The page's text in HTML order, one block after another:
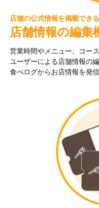
店舗の公式情報を掲載できる
店舗情報の編集
営業時間やメニュー、コー
ユーザーによる店舗情報の
食べログからお店情報を発